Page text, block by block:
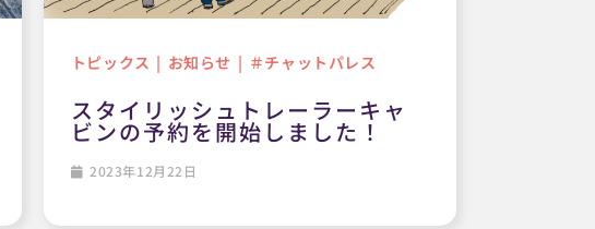
トピックス お知らせ ＃チャットパレス
スタイリッシュトレーラーキャ
ビンの予約を開始しました！
2023年12月22日